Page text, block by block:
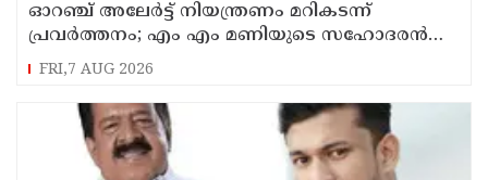
ഓറഞ്ച് അലേര്‍ട്ട് നിയന്ത്രണം മറികടന്ന്
പ്രവര്‍ത്തനം; എം എം മണിയുടെ സഹോദരന്‍
നടത്തുന്ന സിപ് ലൈന്‍ പൂട്ടിച്ച് അധികൃതര്‍
FRI,7 AUG 2026